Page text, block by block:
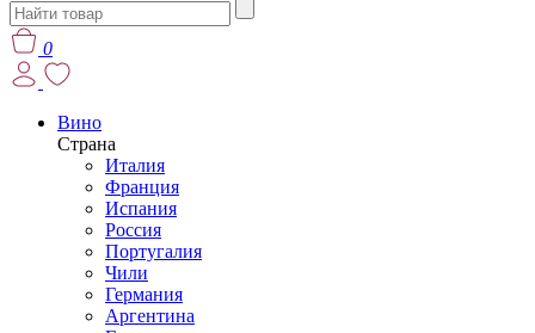
0
Вино
Страна
Италия
Франция
Испания
Россия
Португалия
Чили
Германия
Аргентина